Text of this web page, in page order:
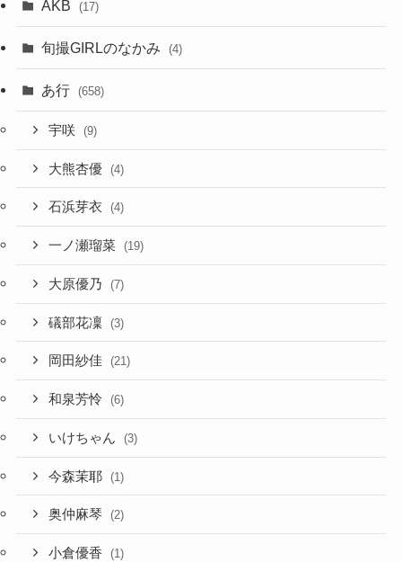
AKB (17)
旬撮GIRLのなかみ (4)
あ行 (658)
宇咲 (9)
大熊杏優 (4)
石浜芽衣 (4)
一ノ瀬瑠菜 (19)
大原優乃 (7)
礒部花凜 (3)
岡田紗佳 (21)
和泉芳怜 (6)
いけちゃん (3)
今森茉耶 (1)
奥仲麻琴 (2)
小倉優香 (1)